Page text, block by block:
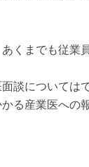
くまでも従業
談については
る産業医への